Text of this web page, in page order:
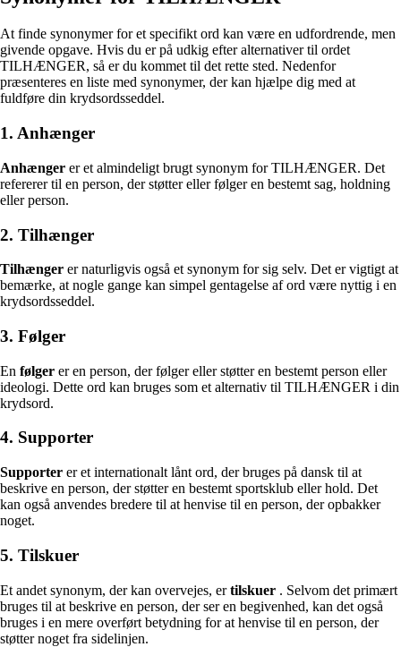
At finde synonymer for et specifikt ord kan være en udfordrende, men
givende opgave. Hvis du er på udkig efter alternativer til ordet
TILHÆNGER, så er du kommet til det rette sted. Nedenfor
præsenteres en liste med synonymer, der kan hjælpe dig med at
fuldføre din krydsordsseddel.
1. Anhænger
Anhænger er et almindeligt brugt synonym for TILHÆNGER. Det
refererer til en person, der støtter eller følger en bestemt sag, holdning
eller person.
2. Tilhænger
Tilhænger er naturligvis også et synonym for sig selv. Det er vigtigt at
bemærke, at nogle gange kan simpel gentagelse af ord være nyttig i en
krydsordsseddel.
3. Følger
En følger er en person, der følger eller støtter en bestemt person eller
ideologi. Dette ord kan bruges som et alternativ til TILHÆNGER i din
krydsord.
4. Supporter
Supporter er et internationalt lånt ord, der bruges på dansk til at
beskrive en person, der støtter en bestemt sportsklub eller hold. Det
kan også anvendes bredere til at henvise til en person, der opbakker
noget.
5. Tilskuer
Et andet synonym, der kan overvejes, ertilskuer . Selvom det primært
bruges til at beskrive en person, der ser en begivenhed, kan det også
bruges i en mere overført betydning for at henvise til en person, der
støtter noget fra sidelinjen.